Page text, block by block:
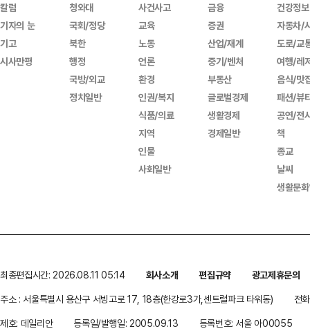
칼럼
기자의 눈
기고
시사만평
청와대
국회/정당
북한
행정
국방/외교
정치일반
사건사고
교육
노동
언론
환경
인권/복지
식품/의료
지역
인물
사회일반
금융
증권
산업/재계
중기/벤처
부동산
글로벌경제
생활경제
경제일반
건강정보
자동차/
도로/교
여행/레
음식/맛
패션/뷰
공연/전
책
종교
날씨
생활문
최종편집시간: 2026.08.11 05:14 회사소개 편집규약
광고제휴문의
주소 : 서울특별시 용산구 서빙고로 17, 18층(한강로3가,센트럴파크 타워동)
전
제호: 데일리안
등록일/발행일: 2005.09.13 등록번호: 서울 아00055